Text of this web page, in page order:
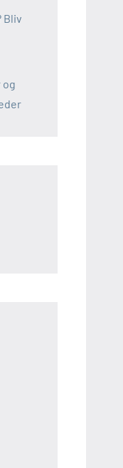
Bliv
og